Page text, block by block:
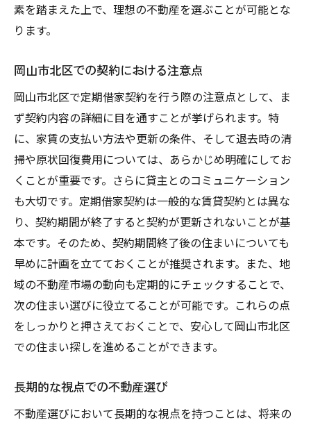
素を踏まえた上で、理想の不動産を選ぶことが可能とな
ります。
岡山市北区での契約における注意点
岡山市北区で定期借家契約を行う際の注意点として、ま
ず契約内容の詳細に目を通すことが挙げられます。特
に、家賃の支払い方法や更新の条件、そして退去時の清
掃や原状回復費用については、あらかじめ明確にしてお
くことが重要です。さらに貸主とのコミュニケーション
も大切です。定期借家契約は一般的な賃貸契約とは異な
り、契約期間が終了すると契約が更新されないことが基
本です。そのため、契約期間終了後の住まいについても
早めに計画を立てておくことが推奨されます。また、地
域の不動産市場の動向も定期的にチェックすることで、
次の住まい選びに役立てることが可能です。これらの点
をしっかりと押さえておくことで、安心して岡山市北区
での住まい探しを進めることができます。
長期的な視点での不動産選び
不動産選びにおいて長期的な視点を持つことは、将来の